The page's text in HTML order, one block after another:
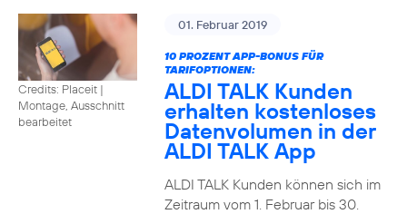
Credits: Placeit |
Montage, Ausschnitt
bearbeitet
01. Februar 2019
10 PROZENT APP-BONUS FÜR
TARIFOPTIONEN:
ALDI TALK Kunden
erhalten kostenloses
Datenvolumen in der
ALDI TALK App
ALDI TALK Kunden können sich im
Zeitraum vom 1. Februar bis 30.